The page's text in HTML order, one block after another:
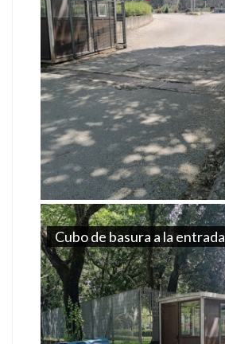
Cubo de basura a la entrada